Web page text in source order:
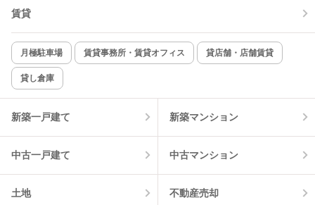
新着のみ インターネット無料
該当件数:
4
賃貸
月極駐車場 賃貸事務所・賃貸オフィス 貸店舗・店舗賃貸
貸し倉庫
新築一戸建て 新築マンション
中古一戸建て 中古マンション
土地 不動産売却